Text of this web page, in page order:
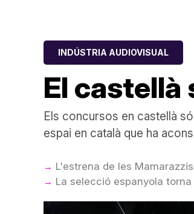
El castellà
INDÚSTRIA AUDIOVISUAL
Els concursos en castellà
espai en català que ha
L'estrena de les
La selecció espanyola